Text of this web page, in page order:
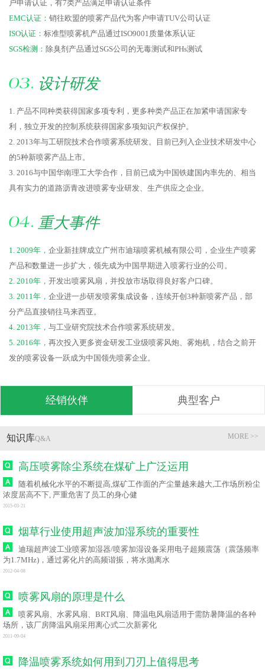
户申请认证，有7类产品满足申请认证条件
EMC认证： 销往欧盟的喷雾产品代为客户申请TUV公司认证
ISO认证： 标准型喷雾机产品通过ISO9001质量体系认证
SGS检测： 除臭剂产品通过SGS公司的无毒测试和PHs测试
设计研发
1. 产品不同种类获得国家多项专利，更多种类产品正在加紧申请国家专
利，独立开发的控制系统获得国家多项知识产权保护。
2. 2013年与工研院技术合作喷雾系统研发。目前已列入企业技术研发中心
的5种新喷雾产品上市。
3. 2016与中国华南理工大学合作，目前已成为中国铁建国内率先的、相当
具有实力的道路沥青改进喷雾专业研发、生产供应之企业。
重大事件
1. 2009年， 企业新挂牌成立广州市迪瑞喷雾机械有限公司，企业生产喷雾
产品和数量进一步扩大，领先成为中国早期进入喷雾行业的公司。
2. 2010年， 开发出喷雾风扇，并投放市场取得良好客户口碑。
3. 2011年， 企业进一步研发喷雾集成设备，连续开创3种新喷雾产品，部
分产品直接销往马来西亚。
4. 2013年， 与工业研究院技术合作喷雾系统研发。
5. 2016年， 再次投入更多资金研发工业级喷雾风炮、雾炮机，结合之前开
发的喷雾设备一跃成为中国领先喷雾企业。
经销伙伴 典型客户
MORE >>
知识库Q&A
高压喷雾除尘系统在煤矿上广泛运用
随着机械化水平的不断提高,煤矿工作面的产尘量越来越大,工作场所粉尘
浓度居高不下, 严重危害了员工的身心健
2015-03-21
烟草行业使用超声波加湿系统的重要性
迪瑞超声波工业喷雾加湿器/喷雾加湿设备采用电子超频震荡（震荡频率
为1.7MHz)，通过雾化片的高频谐振，将水抛离水
2012-04-08
喷雾风扇的原理是什么
喷雾风扇、水雾风扇、BRT风扇、降温电风扇适用于需防暑降温的各种
场所，该厂房降温风扇采用离心式二次新雾化
2011-09-04
降温喷雾系统如何用到刀刃上值得思考